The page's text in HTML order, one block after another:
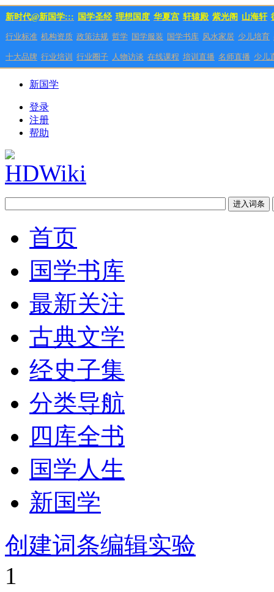
新时代@新国学::: 国学圣经 理想国度 华夏宫 轩辕殿 紫光阁 山海轩
行业标准 机构资质 政策法规 哲学 国学服装 国学书库 风水家居 少儿培育
十大品牌 行业培训 行业圈子 人物访谈 在线课程 培训直播 名师直播 少儿
新国学
登录
注册
帮助
首页
国学书库
最新关注
古典文学
经史子集
分类导航
四库全书
国学人生
新国学
创建词条编辑实验
1